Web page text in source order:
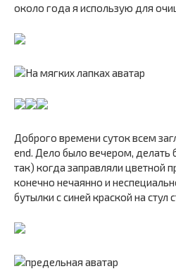
около года я использую для
Доброго времени суток всем
end. Дело было вечером, делать
так) когда заправляли цветной
конечно нечаянно и
бутылки с синей краской на стул